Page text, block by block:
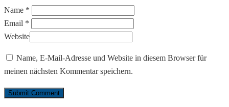
Name *
Email *
Website
Name, E-Mail-Adresse und Website in diesem Browser für
meinen nächsten Kommentar speichern.